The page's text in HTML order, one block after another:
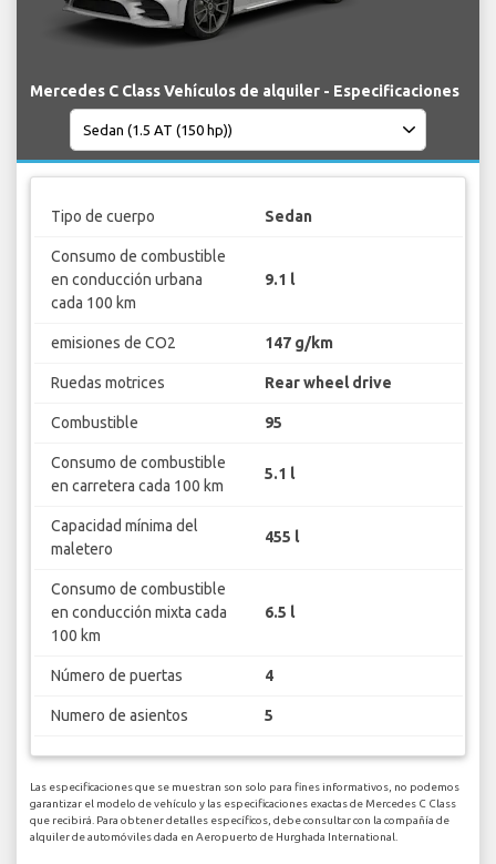
Mercedes C Class Vehículos de alquiler - Especificaciones
Tipo de cuerpo Sedan
Consumo de combustible
en conducción urbana
cada 100 km
9.1 l
emisiones de CO2 147 g/km
Ruedas motrices Rear wheel drive
Combustible 95
Consumo de combustible
en carretera cada 100 km
5.1 l
Capacidad mínima del
maletero
455 l
Consumo de combustible
en conducción mixta cada
100 km
6.5 l
Número de puertas 4
Numero de asientos 5
Las especificaciones que se muestran son solo para fines informativos, no podemos
garantizar el modelo de vehículo y las especificaciones exactas de Mercedes C Class
que recibirá. Para obtener detalles específicos, debe consultar con la compañía de
alquiler de automóviles dada en Aeropuerto de Hurghada International.